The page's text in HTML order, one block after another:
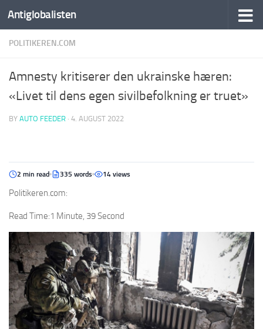
Antiglobalisten
POLITIKEREN.COM
Amnesty kritiserer den ukrainske hæren:
«Livet til dens egen sivilbefolkning er truet»
BY AUTO FEEDER · 4. AUGUST 2022
2 min read 335 words 14 views
Politikeren.com:
Read Time:1 Minute, 39 Second